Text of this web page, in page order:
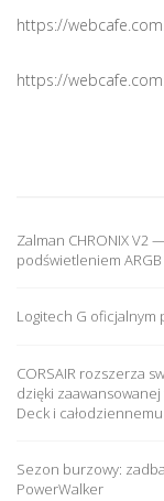
https://
https://
Zalman CHRONIX
podświetleniem ARGB
Logitech G
CORSAIR rozszerza
dzięki
Deck i
Sezon burzowy:
PowerWalker